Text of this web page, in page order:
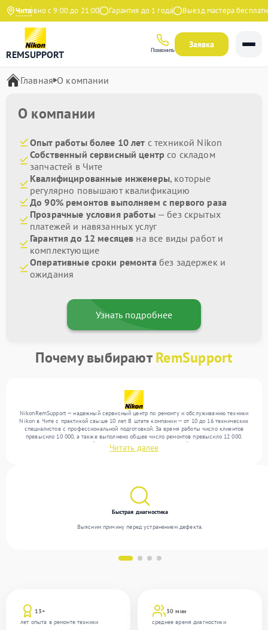
Чита с 9:00 до 21:00 Гарантия до 1 года Выезд мастера бесплатно
REMSUPPORT Позвонить
Заявка
Главная О компании
О компании
Опыт работы более 10 лет с техникой Nikon
Собственный сервисный центр со складом
запчастей в Чите
Квалифицированные инженеры, которые
регулярно повышают квалификацию
До 90% ремонтов выполняем с первого раза
Прозрачные условия работы— без скрытых
платежей и навязанных услуг
Гарантия до 12 месяцев на все виды работ и
комплектующие
Оперативные сроки ремонтабез задержек и
ожидания
Узнать подробнее
Почему выбираютRemSupport
NikonRemSupport — надежный сервисный центр по ремонту и обслуживанию техники
Nikon в Чите с практикой свыше 10 лет. В штате компании — от 10 до 16 технических
специалистов с профессиональной подготовкой. За время работы число клиентов
превысило 10 000, а также выполнено общее число ремонтов превысило 12 000.
Ежемесячно в сервисный центр поступает более 300 устройств, включая , , . Мы
беремся за задачи любой сложности и гарантируем высокое качество обслуживания
Читать далее
13+
лет опыта в ремонте техники
30 мин
среднее время диагностики
Быстрая диагностика
Выясним причину перед устранением дефекта.